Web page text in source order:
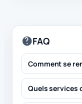
FAQ
Comment se
Quels services